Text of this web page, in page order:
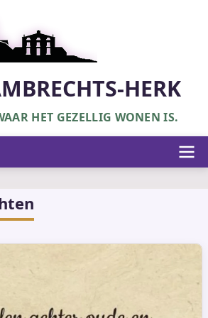
HERK
HET GEZELLIG WONEN IS.